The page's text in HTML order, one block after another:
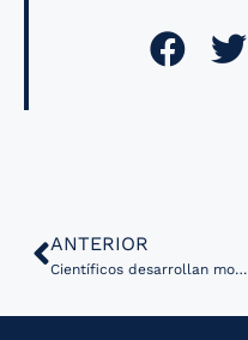
ANTERIOR
Científicos desarrollan modelado 3D para mejorar cirugías de cáncer de pulmón